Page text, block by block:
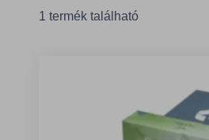
1 termék található